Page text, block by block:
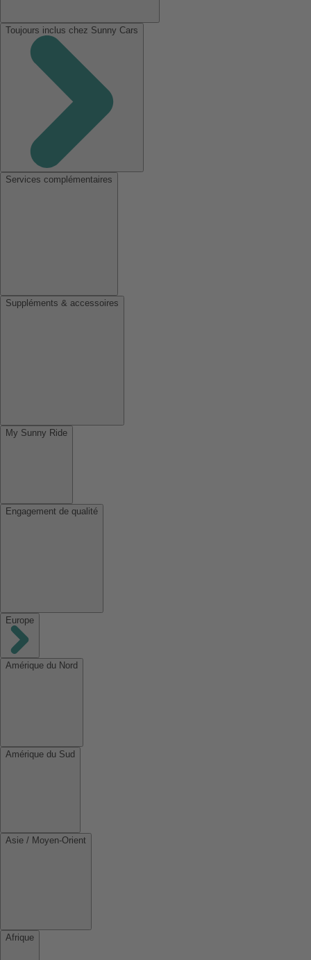
Toujours inclus chez Sunny Cars
Services complémentaires
Suppléments & accessoires
My Sunny Ride
Engagement de qualité
Europe
Amérique du Nord
Amérique du Sud
Asie / Moyen-Orient
Afrique